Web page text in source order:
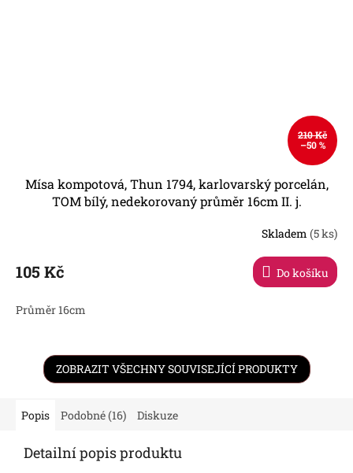
210 Kč
–50 %
Mísa kompotová, Thun 1794, karlovarský porcelán,
TOM bílý, nedekorovaný průměr 16cm II. j.
produktu
je
z
Skladem(5 ks)
105 Kč Do košíku
Průměr 16cm
ZOBRAZIT VŠECHNY SOUVISEJÍCÍ PRODUKTY
Popis Podobné (16) Diskuze
Detailní popis produktu